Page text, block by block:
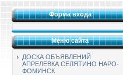
Форма входа
Меню сайта
ДОСКА ОБЪЯВЛЕНИЙ
АПРЕЛЕВКА СЕЛЯТИНО НАРО-
ФОМИНСК